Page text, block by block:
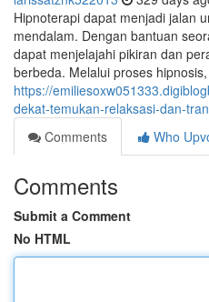
Hipnoterapi dapat menjadi jalan
mendalam. Dengan bantuan
dapat menjelajahi pikiran dan
berbeda. Melalui proses hipnosis,
https://
dekat-temukan-relaksasi-dan-
Comments
Who
Comments
Submit a Comment
No HTML